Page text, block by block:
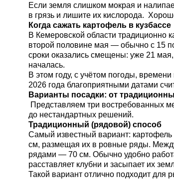
Если земля слишком мокрая и
в грязь и лишите их кислорода.
Когда сажать картофель в кузбассе
В Кемеровской области традиционно
второй половине мая — обычно с 15
сроки оказались смещены: уже 21
началась.
В этом году, с учётом погоды,
2026 года благоприятными датами
Варианты посадки: от
Представляем три востребованных
до нестандартных решений.
Традиционный (рядовой) способ
Самый известный вариант:
см, размещая их в ровные ряды.
рядами — 70 см. Обычно удобно
расставляет клубни и засыпает их
Такой вариант отлично подходит для